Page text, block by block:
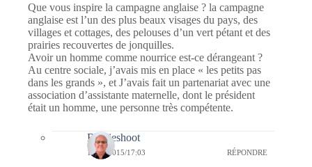
Que vous inspire la campagne anglaise ? la campagne
anglaise est l’un des plus beaux visages du pays, des
villages et cottages, des pelouses d’un vert pétant et des
prairies recouvertes de jonquilles.
Avoir un homme comme nourrice est-ce dérangeant ?
Au centre sociale, j’avais mis en place « les petits pas
dans les grands », et J’avais fait un partenariat avec une
association d’assistante maternelle, dont le président
était un homme, une personne très compétente.
Bernieshoot
13/05/2015/17:03 RÉPONDRE